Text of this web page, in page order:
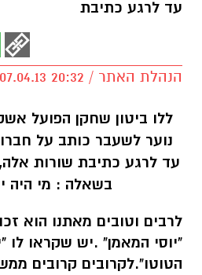
עד לרגע כתיבת
הנהלת האתר / 20:32 07.04.13
ללו ביטון שחקן הפועל
נוער לשעבר כותב על חברו
עד לרגע כתיבת שורות
בשאלה : מי היה
לרבים וטובים מאתנו הוא
"יוסי המאמן" .יש שקראו לו
הטוטו".לקרובים קרובים